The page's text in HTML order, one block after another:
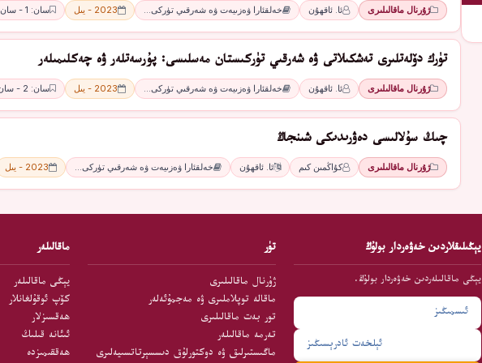
ژۇرنال ماقالىلىرى ئا. ئاقھۇن خەلقئارا ۋەزىيەت ۋە شەرقىي تۈركى… 2023 - يىل سان: 1 - سان
تۈرك دۆلەتلىرى تەشكىلاتى ۋە شەرقىي تۈركىستان مەسلىسى: پۇرسەتلەر ۋە چەكلىمىلەر
ژۇرنال ماقالىلىرى ئا. ئاقھۇن خەلقئارا ۋەزىيەت ۋە شەرقىي تۈركى… 2023 - يىل سان: 2 - سان
چىڭ سۇلالىسى دەۋرىدىكى شىنجاڭ
ژۇرنال ماقالىلىرى كۇاڭمىن كىم ئا. ئاقھۇن خەلقئارا ۋەزىيەت ۋە شەرقىي تۈركى… 2023 - يىل
يېڭىلىقلاردىن خەۋەردار بولۇڭ
يېڭى ماقالىلەردىن خەۋەردار بولۇڭ.
تۈر
ژۇرنال ماقالىلىرى
ماقالە توپلاملىرى ۋە مەجمۇئەلەر
تور بەت ماقالىلىرى
تەرمە ماقالىلەر
ماگىستىرلىق ۋە دوكتورلۇق دىسسېرتاتسىيەلىرى
ماقالىلەر
يېڭى ماقالىلەر
كۆپ ئوقۇلغانلار
ھەقسىزلار
ئىئانە قىلىڭ
ھەققىمىزدە